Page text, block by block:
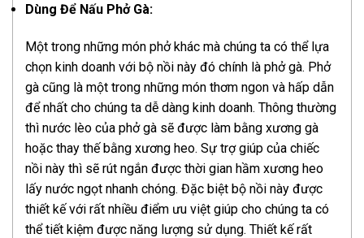
Dùng Để Nấu Phở Gà:
Một trong những món phở khác mà chúng ta có thể lựa
chọn kinh doanh với bộ nồi này đó chính là phở gà. Phở
gà cũng là một trong những món thơm ngon và hấp dẫn
để nhất cho chúng ta dễ dàng kinh doanh. Thông thường
thì nước lèo của phở gà sẽ được làm bằng xương gà
hoặc thay thế bằng xương heo. Sự trợ giúp của chiếc
nồi này thì sẽ rút ngắn được thời gian hầm xương heo
lấy nước ngọt nhanh chóng. Đặc biệt bộ nồi này được
thiết kế với rất nhiều điểm ưu việt giúp cho chúng ta có
thể tiết kiệm được năng lượng sử dụng. Thiết kế rất